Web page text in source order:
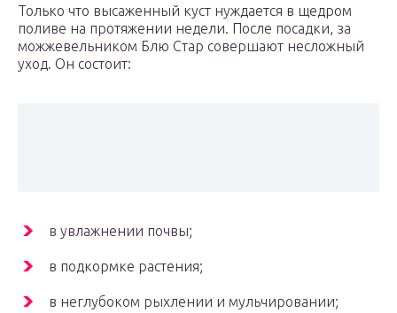
Только что высаженный куст нуждается в щедром
поливе на протяжении недели. После посадки, за
можжевельником Блю Стар совершают несложный
уход. Он состоит:
в увлажнении почвы;
в подкормке растения;
в неглубоком рыхлении и мульчировании;